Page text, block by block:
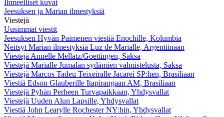
Ihmeelliset kuvat
Jeesuksen ja Marian ilmestyksiä
Viestejä
Uusimmat viestit
Jeesuksen Hyvän Paimenen viestiä Enochille, Kolumbia
Neitsyt Marian ilmestyksiä Luz de Marialle, Argentiinaan
Viestejä Annelle Mellatz/Goettingen, Saksa
Viestejä Marialle Jumalan sydämien valmistelusta, Saksa
Viestejä Marcos Tadeu Teixeiralle Jacareí SP:hen, Brasiliaan
Viestiä Edson Glauberille Itapirangaan AM, Brasiliaan
Viestejä Pyhän Perheen Turvapaikkaan, Yhdysvallat
Viestejä Uuden Alun Lapsille, Yhdysvallat
Viestiä John Learylle Rochester NY:hin, Yhdysvallat